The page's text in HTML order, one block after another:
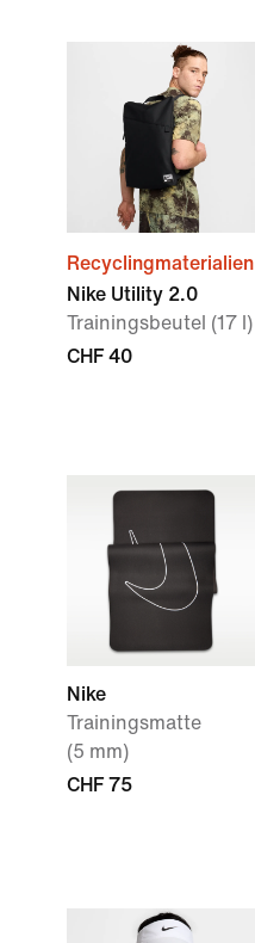
Recyclingmaterialien
Nike Utility 2.0
Trainingsbeutel (17 l)
CHF 40
Nike
Trainingsmatte
(5 mm)
CHF 75